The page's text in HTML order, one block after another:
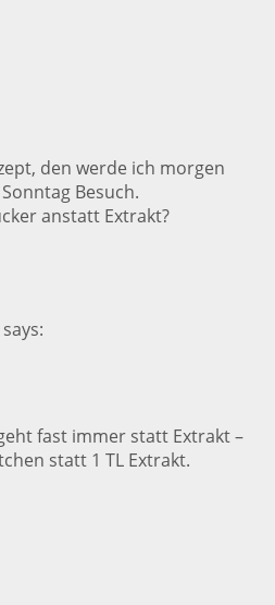
den werde ich morgen
Besuch.
anstatt Extrakt?
says:
fast immer statt Extrakt –
statt 1 TL Extrakt.